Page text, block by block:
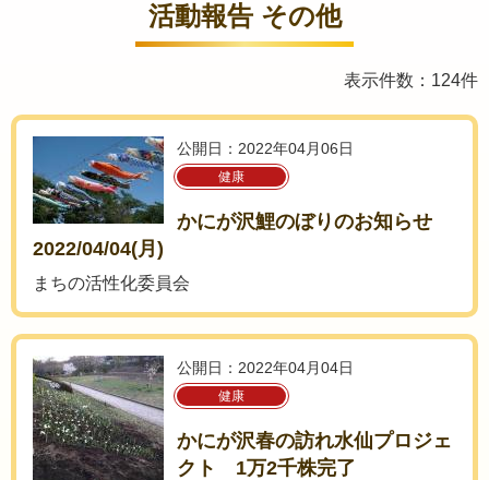
活動報告 その他
表示件数：124件
公開日：2022年04月06日
健康
かにが沢鯉のぼりのお知らせ
2022/04/04(月)
まちの活性化委員会
公開日：2022年04月04日
健康
かにが沢春の訪れ水仙プロジェ
クト 1万2千株完了